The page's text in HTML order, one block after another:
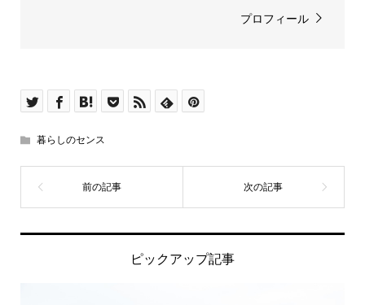
プロフィール
暮らしのセンス
ピックアップ記事